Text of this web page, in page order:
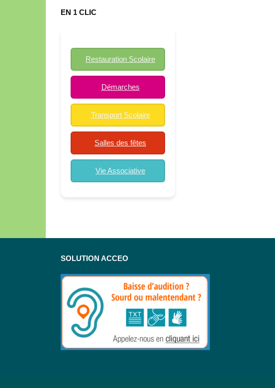
EN 1 CLIC
Restauration Scolaire
Démarches
Transport Scolaire
Salles des fêtes
Vie Associative
SOLUTION ACCEO